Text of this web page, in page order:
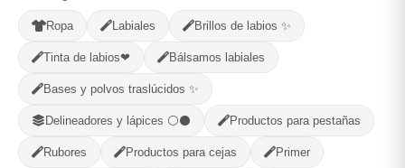
Ropa Labiales Brillos de labios ✨
Tinta de labios❤ Bálsamos labiales
Bases y polvos traslúcidos ✨
Delineadores y lápices ⚪⚫ Productos para pestañas
Rubores Productos para cejas Primer
- + Comprar!
Categorías: Cuidado Personal